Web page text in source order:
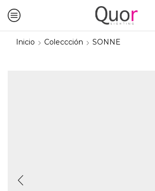
Inicio Coleccción SONNE